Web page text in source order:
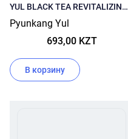
YUL BLACK TEA REVITALIZING
MASK PACK
Pyunkang Yul
693,00 KZT
В корзину